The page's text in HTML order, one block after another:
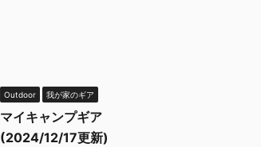
Outdoor 我が家のギア
マイキャンプギア
(2024/12/17更新)